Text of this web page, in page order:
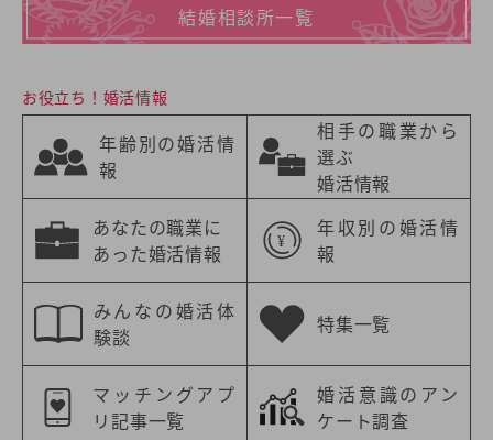
結婚相談所一覧
お役立ち！婚活情報
年齢別の婚活情
報
相手の職業から
選ぶ
婚活情報
あなたの職業に
あった婚活情報
年収別の婚活情
報
みんなの婚活体
験談
特集一覧
マッチングアプ
リ記事一覧
婚活意識のアン
ケート調査